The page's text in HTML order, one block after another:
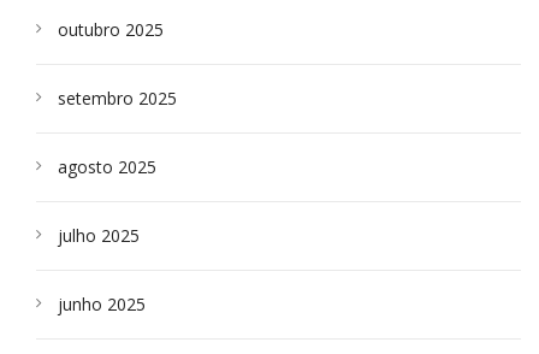
outubro 2025
setembro 2025
agosto 2025
julho 2025
junho 2025